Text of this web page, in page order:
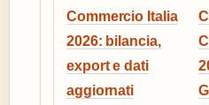
Commercio Italia
2026: bilancia,
export e dati
aggiornati